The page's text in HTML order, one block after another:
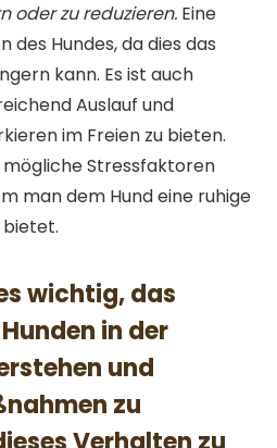
oder zu reduzieren. Eine
des Hundes, da dies das
kann. Es ist auch
Auslauf und
im Freien zu bieten.
Stressfaktoren
man dem Hund eine ruhige
wichtig, das
in der
und
zu